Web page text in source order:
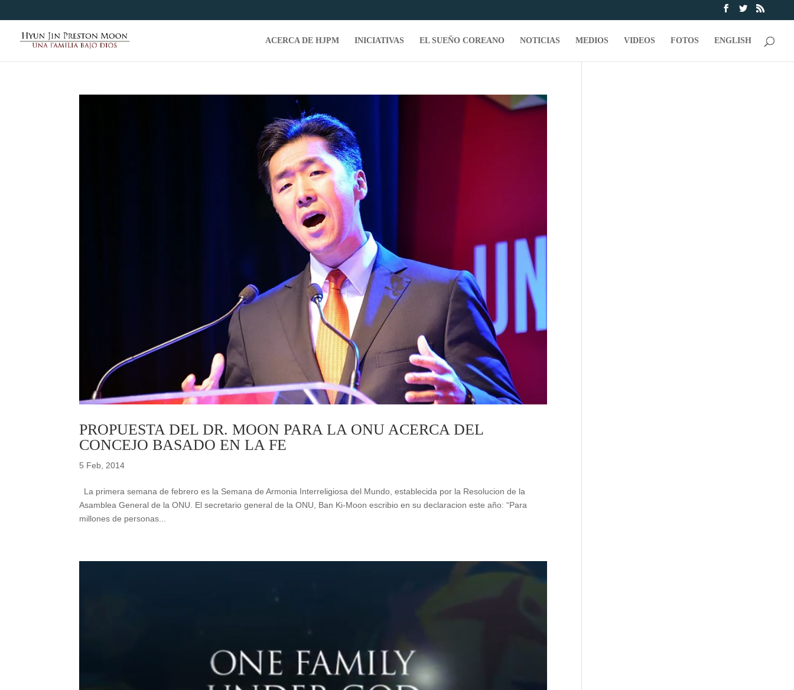
ACERCA DE HJPM INICIATIVAS EL SUEÑO COREANO NOTICIAS MEDIOS VIDEOS FOTOS ENGLISH
PROPUESTA DEL DR. MOON PARA LA ONU ACERCA DEL
CONCEJO BASADO EN LA FE
5 Feb, 2014
La primera semana de febrero es la Semana de Armonia Interreligiosa del Mundo, establecida por la Resolucion de la
Asamblea General de la ONU. El secretario general de la ONU, Ban Ki-Moon escribio en su declaracion este año: “Para
millones de personas...